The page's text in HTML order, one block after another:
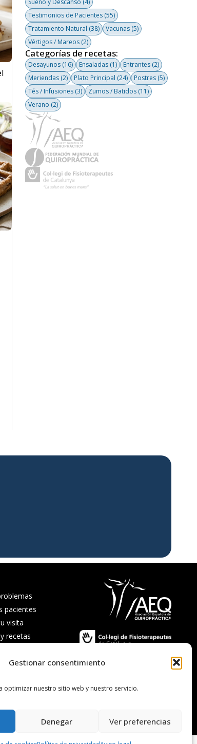
Gestionar consentimiento
optimizar nuestro sitio web y nuestro servicio.
Denegar Ver preferencias
Testimonios de Pacientes (55)
Tratamiento Natural (38) Vacunas (5)
Vértigos / Mareos (2)
Categorías de recetas:
Desayunos (16) Ensaladas (1) Entrantes (2)
Meriendas (2) Plato Principal (24) Postres (5)
Tés / Infusiones (3) Zumos / Batidos (11)
Verano (2)
pacientes
visita
recetas